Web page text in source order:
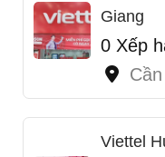
Giang
0 Xếp
Viettel